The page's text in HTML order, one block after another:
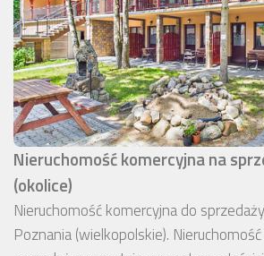
Nieruchomość komercyjna na
(okolice)
Nieruchomość komercyjna do
Poznania (wielkopolskie).